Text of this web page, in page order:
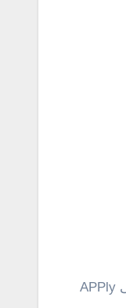
لا تقوم بحفظ التغييرات بعد تغيير الاى بى، حيث يمكنك من نفس الشاشة ايقاف dhcp فى الراوتر الخاص بك من خلال التحديد على off، ومن ثم فى الأخير أنقر على APPly